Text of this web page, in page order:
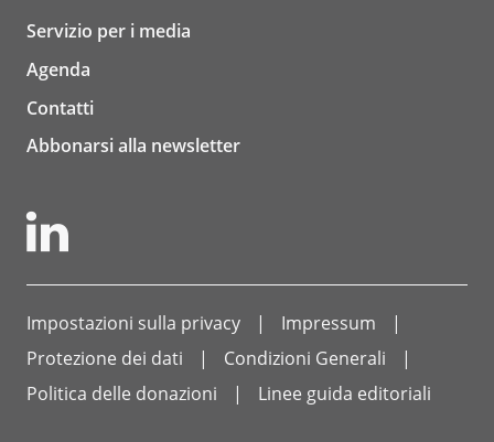
Servizio per i media
Agenda
Contatti
Abbonarsi alla newsletter
Impostazioni sulla privacy
Impressum
Protezione dei dati
Condizioni Generali
Politica delle donazioni
Linee guida editoriali